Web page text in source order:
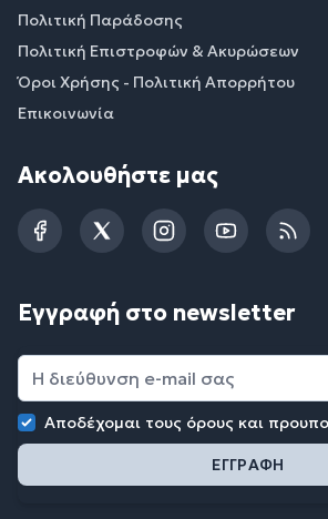
Πολιτική Παράδοσης
Πολιτική Επιστροφών & Ακυρώσεων
Όροι Χρήσης - Πολιτική Απορρήτου
Επικοινωνία
Ακολουθήστε μας
FacebookTwitterInstagramYouTubeRSS
Εγγραφή στο newsletter
Αποδέχομαι τους όρους και